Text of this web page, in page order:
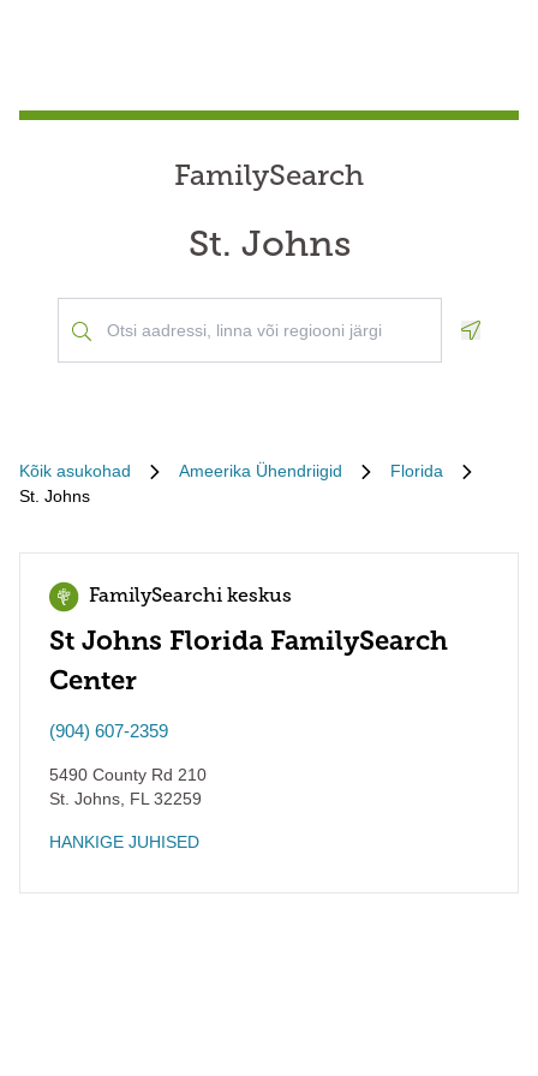
FamilySearch
St. Johns
Kõik asukohad Ameerika Ühendriigid
Florida
St. Johns
FamilySearchi keskus
St Johns Florida FamilySearch
Center
(904) 607-2359
5490 County Rd 210
St. Johns FL 32259
HANKIGE JUHISED